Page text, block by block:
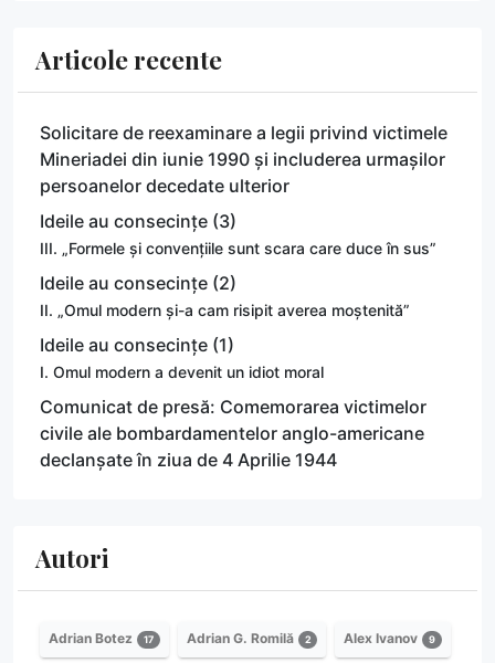
Articole recente
Solicitare de reexaminare a legii privind victimele
Mineriadei din iunie 1990 și includerea urmașilor
persoanelor decedate ulterior
Ideile au consecințe (3)
III. „Formele și convențiile sunt scara care duce în sus”
Ideile au consecințe (2)
II. „Omul modern și-a cam risipit averea moștenită”
Ideile au consecințe (1)
I. Omul modern a devenit un idiot moral
Comunicat de presă: Comemorarea victimelor
civile ale bombardamentelor anglo-americane
declanșate în ziua de 4 Aprilie 1944
Autori
Adrian Botez 17 Adrian G. Romilă 2 Alex Ivanov 9